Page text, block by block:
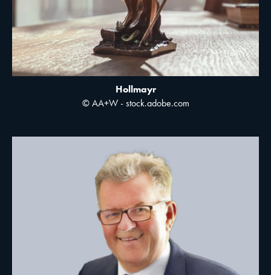
Hollmayr
© AA+W - stock.adobe.com